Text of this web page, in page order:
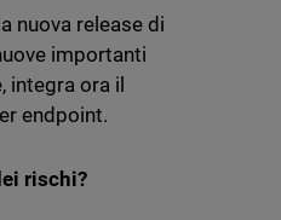
nuova release di
importanti
integra ora il
endpoint.
rischi?